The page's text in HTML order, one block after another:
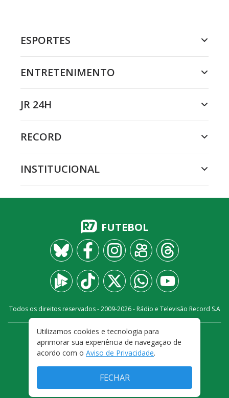
ESPORTES
ENTRETENIMENTO
JR 24H
RECORD
INSTITUCIONAL
FUTEBOL
Todos os direitos reservados - 2009-2026- Rádio e Televisão Record S.A
FALE CONOSCO
PRIVACIDADE
TERMOS E CONDIÇÕES DE USO
Utilizamos cookies e tecnologia para
aprimorar sua experiência de navegação de
acordo com o Aviso de Privacidade.
FECHAR